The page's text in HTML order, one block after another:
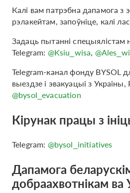
Калі вам патрэбна дапамога з
рэлакейтам, запоўніце, калі
Задаць пытанні спецыялістам
Telegram: @Ksiu_wisa,
Telegram-канал фонду BYSOL
выездзе і эвакуацыі з
@bysol_evacuation
Кірунак працы з
Telegram: @bysol_initiatives
Дапамога
добраахвотнікам ва